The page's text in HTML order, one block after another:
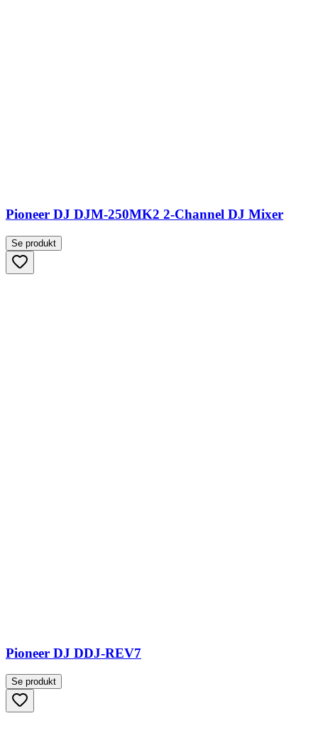
Pioneer DJ DJM-250MK2 2-Channel DJ Mixer
Se produkt
Pioneer DJ DDJ-REV7
Se produkt